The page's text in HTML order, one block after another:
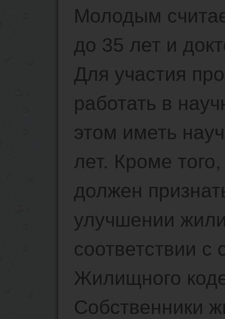
Молодым
до 35 лет и
Для участия
работать в
этом иметь
лет. Кроме
должен
улучшении
соответствии с
Жилищного
Собственники